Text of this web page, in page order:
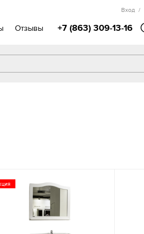
Отзывы +7 (863) 309-13-16
Вход /